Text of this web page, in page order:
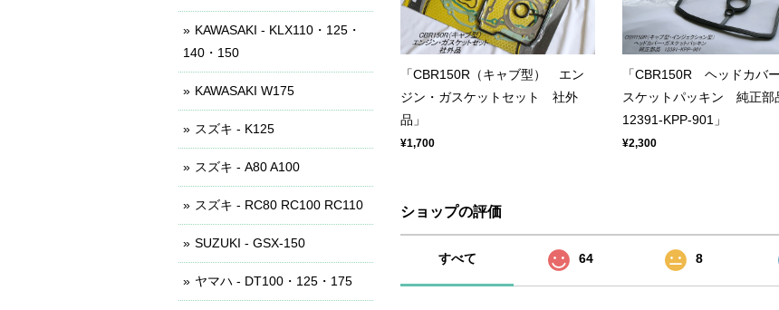
「CBR150R（キャブ型） エン
ジン・ガスケットセット 社外
品」
¥1,700
「CBR150R ヘッドカバ
スケットパッキン 純正部
12391-KPP-901」
¥2,300
ショップの評価
すべて 64 8
KAWASAKI - KLX110・125・
140・150
KAWASAKI W175
スズキ - K125
スズキ - A80 A100
スズキ - RC80 RC100 RC110
SUZUKI - GSX-150
ヤマハ - DT100・125・175